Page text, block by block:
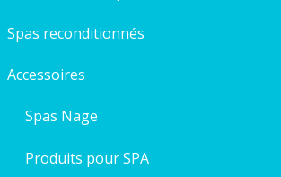
Spas reconditionnés
Accessoires
Spas Nage
Produits pour SPA